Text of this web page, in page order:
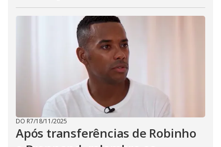
DO R7/18/11/2025
Após transferências de Robinho